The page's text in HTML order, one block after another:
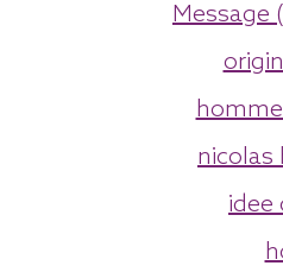
Message
nicolas
idee